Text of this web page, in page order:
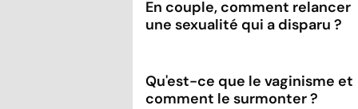
En couple, comment relancer
une sexualité qui a disparu ?
Qu'est-ce que le vaginisme et
comment le surmonter ?